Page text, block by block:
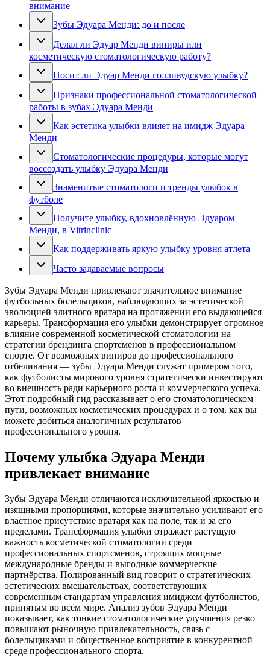
внимание
Зубы Эдуара Менди: до и после
Делал ли Эдуар Менди виниры или
косметическую стоматологическую работу?
Носит ли Эдуар Менди голливудскую улыбку?
Признаки профессиональной стоматологической
работы в зубах Эдуара Менди
Как эстетика улыбки влияет на имидж Эдуара
Менди
Стоматологические процедуры, которые могут
воссоздать улыбку Эдуара Менди
Знаменитые стоматологи и тренды улыбок в
футболе
Получите улыбку, вдохновлённую Эдуаром
Менди, в Vitrinclinic
Как поддерживать яркую улыбку уровня атлета
Часто задаваемые вопросы
Зубы Эдуара Менди привлекают значительное внимание
футбольных болельщиков, наблюдающих за эстетической
эволюцией элитного вратаря на протяжении его выдающейся
карьеры. Трансформация его улыбки демонстрирует огромное
влияние современной косметической стоматологии на
стратегии брендинга спортсменов в профессиональном
спорте. От возможных виниров до профессионального
отбеливания — зубы Эдуара Менди служат примером того,
как футболисты мирового уровня стратегически инвестируют
во внешность ради карьерного роста и коммерческого успеха.
Этот подробный гид рассказывает о его стоматологическом
пути, возможных косметических процедурах и о том, как вы
можете добиться аналогичных результатов
профессионального уровня.
Почему улыбка Эдуара Менди
привлекает внимание
Зубы Эдуара Менди отличаются исключительной яркостью и
изящными пропорциями, которые значительно усиливают его
властное присутствие вратаря как на поле, так и за его
пределами. Трансформация улыбки отражает растущую
важность косметической стоматологии среди
профессиональных спортсменов, строящих мощные
международные бренды и выгодные коммерческие
партнёрства. Полированный вид говорит о стратегических
эстетических вмешательствах, соответствующих
современным стандартам управления имиджем футболистов,
принятым во всём мире. Анализ зубов Эдуара Менди
показывает, как тонкие стоматологические улучшения резко
повышают рыночную привлекательность, связь с
болельщиками и общественное восприятие в конкурентной
среде профессионального спорта.